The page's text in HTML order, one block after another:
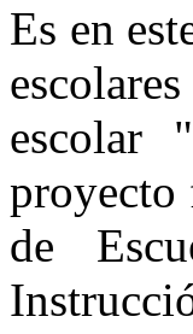
Es en
escolar
proyecto
de